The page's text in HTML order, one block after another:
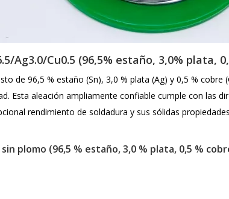
Ag3.0/Cu0.5 (96,5% estaño, 3,0% plata,
de 96,5 % estaño (Sn), 3,0 % plata (Ag) y 0,5 %
Esta aleación ampliamente confiable cumple con las
rendimiento de soldadura y sus sólidas
plomo (96,5 % estaño, 3,0 % plata, 0,5 %